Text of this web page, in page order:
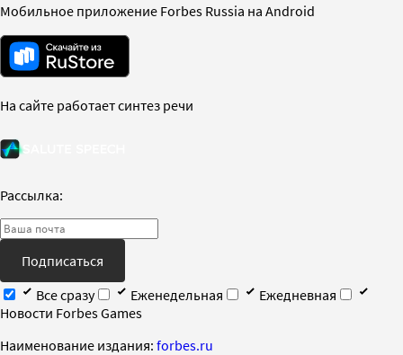
Мобильное приложение Forbes Russia на Android
На сайте работает синтез речи
Рассылка:
Подписаться
Все сразу
Еженедельная
Ежедневная
Новости Forbes Games
Наименование издания: forbes.ru